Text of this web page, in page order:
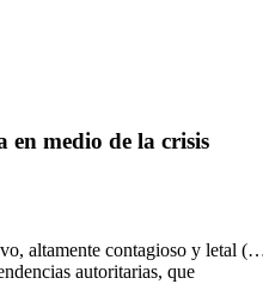
medio de la crisis
altamente contagioso y letal
autoritarias, que